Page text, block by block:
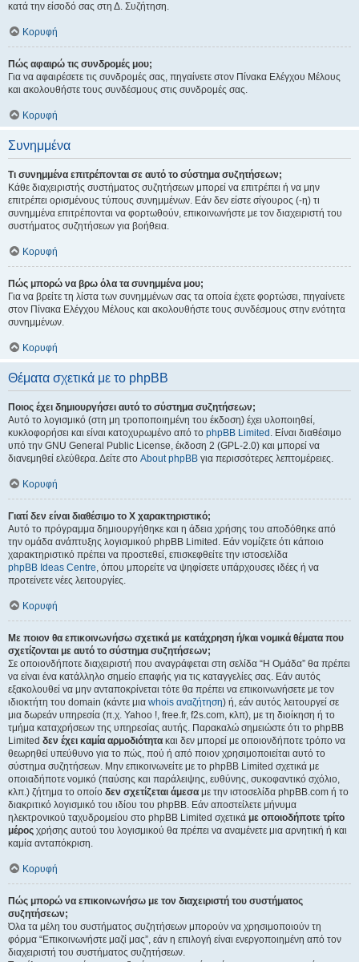
κατά την είσοδό σας στη Δ. Συζήτηση.
Κορυφή
Πώς αφαιρώ τις συνδρομές μου;
Για να αφαιρέσετε τις συνδρομές σας, πηγαίνετε στον Πίνακα Ελέγχου Μέλους
και ακολουθήστε τους συνδέσμους στις συνδρομές σας.
Κορυφή
Συνημμένα
Τι συνημμένα επιτρέπονται σε αυτό το σύστημα συζητήσεων;
Κάθε διαχειριστής συστήματος συζητήσεων μπορεί να επιτρέπει ή να μην
επιτρέπει ορισμένους τύπους συνημμένων. Εάν δεν είστε σίγουρος (-η) τι
συνημμένα επιτρέπονται να φορτωθούν, επικοινωνήστε με τον διαχειριστή του
συστήματος συζητήσεων για βοήθεια.
Κορυφή
Πώς μπορώ να βρω όλα τα συνημμένα μου;
Για να βρείτε τη λίστα των συνημμένων σας τα οποία έχετε φορτώσει, πηγαίνετε
στον Πίνακα Ελέγχου Μέλους και ακολουθήστε τους συνδέσμους στην ενότητα
συνημμένων.
Κορυφή
Θέματα σχετικά με το phpBB
Ποιος έχει δημιουργήσει αυτό το σύστημα συζητήσεων;
Αυτό το λογισμικό (στη μη τροποποιημένη του έκδοση) έχει υλοποιηθεί,
κυκλοφορήσει και είναι κατοχυρωμένο από το phpBB Limited . Είναι διαθέσιμο
υπό την GNU General Public License, έκδοση 2 (GPL-2.0) και μπορεί να
διανεμηθεί ελεύθερα. Δείτε στο About phpBB για περισσότερες λεπτομέρειες.
Κορυφή
Γιατί δεν είναι διαθέσιμο το Χ χαρακτηριστικό;
Αυτό το πρόγραμμα δημιουργήθηκε και η άδεια χρήσης του αποδόθηκε από
την ομάδα ανάπτυξης λογισμικού phpBB Limited. Εάν νομίζετε ότι κάποιο
χαρακτηριστικό πρέπει να προστεθεί, επισκεφθείτε την ιστοσελίδα
phpBB Ideas Centre, όπου μπορείτε να ψηφίσετε υπάρχουσες ιδέες ή να
προτείνετε νέες λειτουργίες.
Κορυφή
Με ποιον θα επικοινωνήσω σχετικά με κατάχρηση ή/και νομικά θέματα που
σχετίζονται με αυτό το σύστημα συζητήσεων;
Σε οποιονδήποτε διαχειριστή που αναγράφεται στη σελίδα “Η Ομάδα” θα πρέπει
να είναι ένα κατάλληλο σημείο επαφής για τις καταγγελίες σας. Εάν αυτός
εξακολουθεί να μην ανταποκρίνεται τότε θα πρέπει να επικοινωνήσετε με τον
ιδιοκτήτη του domain (κάντε μια whois αναζήτηση) ή, εάν αυτός λειτουργεί σε
μια δωρεάν υπηρεσία (π.χ. Yahoo !, free.fr, f2s.com, κλπ), με τη διοίκηση ή το
τμήμα καταχρήσεων της υπηρεσίας αυτής. Παρακαλώ σημειώστε ότι το phpBB
Limited δεν έχει καμία αρμοδιότητα και δεν μπορεί με οποιονδήποτε τρόπο να
θεωρηθεί υπεύθυνο για το πώς, πού ή από ποιον χρησιμοποιείται αυτό το
σύστημα συζητήσεων. Μην επικοινωνείτε με το phpBB Limited σχετικά με
οποιαδήποτε νομικό (παύσης και παράλειψης, ευθύνης, συκοφαντικό σχόλιο,
κλπ.) ζήτημα το οποίο δεν σχετίζεται άμεσα με την ιστοσελίδα phpBB.com ή το
διακριτικό λογισμικό του ιδίου του phpBB. Εάν αποστείλετε μήνυμα
ηλεκτρονικού ταχυδρομείου στο phpBB Limited σχετικά με οποιοδήποτε τρίτο
μέρος χρήσης αυτού του λογισμικού θα πρέπει να αναμένετε μια αρνητική ή και
καμία ανταπόκριση.
Κορυφή
Πώς μπορώ να επικοινωνήσω με τον διαχειριστή του συστήματος
συζητήσεων;
Όλα τα μέλη του συστήματος συζητήσεων μπορούν να χρησιμοποιούν τη
φόρμα “Επικοινωνήστε μαζί μας”, εάν η επιλογή είναι ενεργοποιημένη από τον
διαχειριστή του συστήματος συζητήσεων.